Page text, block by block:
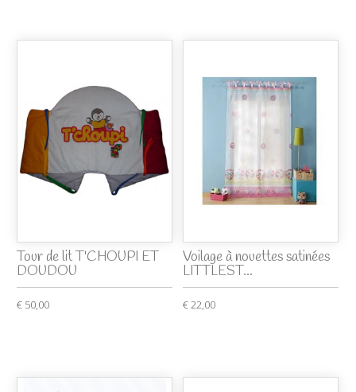
Tour de lit T'CHOUPI ET
DOUDOU
€ 50,00
Voilage à nouettes satinées
LITTLEST...
€ 22,00